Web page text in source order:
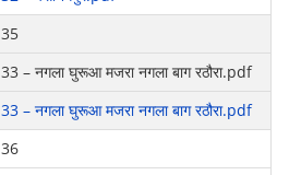
35
33 – नगला घुरूआ मजरा नगला बाग रठौरा.pdf
33 – नगला घुरूआ मजरा नगला बाग रठौरा.pdf
36